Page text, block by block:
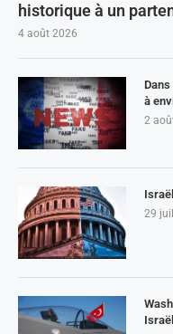
historique à un
4 août 2026
Dans
à
2
29